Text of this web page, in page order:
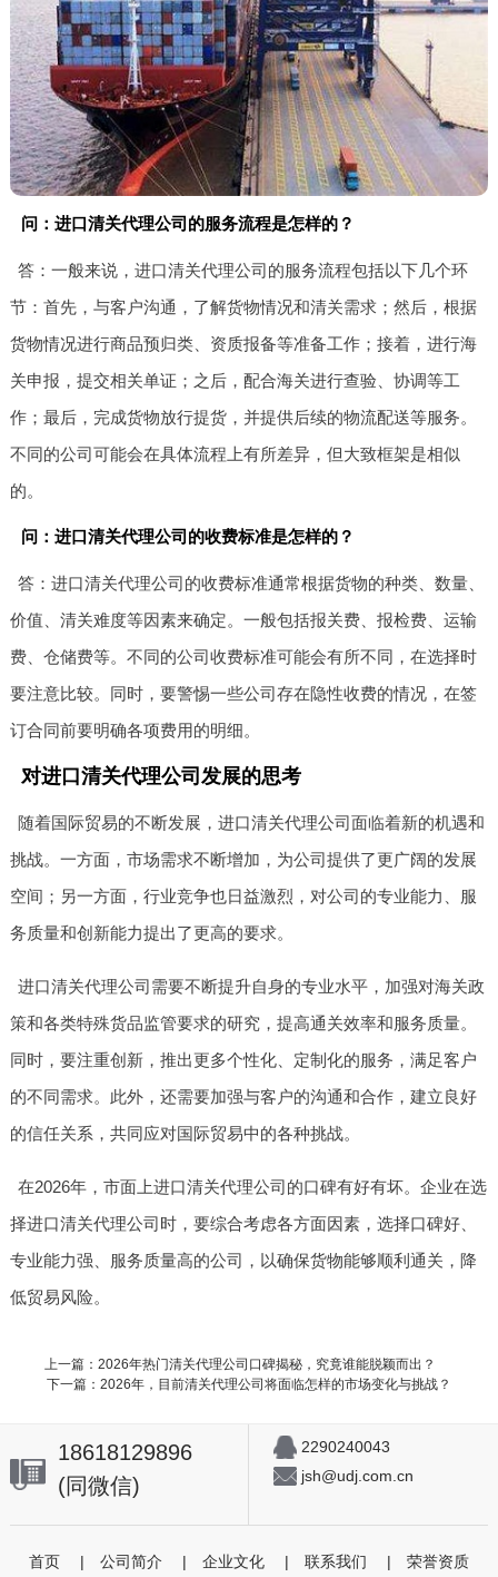
问：进口清关代理公司的服务流程是怎样的？
答：一般来说，进口清关代理公司的服务流程包括以下几个环
节：首先，与客户沟通，了解货物情况和清关需求；然后，根据
货物情况进行商品预归类、资质报备等准备工作；接着，进行海
关申报，提交相关单证；之后，配合海关进行查验、协调等工
作；最后，完成货物放行提货，并提供后续的物流配送等服务。
不同的公司可能会在具体流程上有所差异，但大致框架是相似
的。
问：进口清关代理公司的收费标准是怎样的？
答：进口清关代理公司的收费标准通常根据货物的种类、数量、
价值、清关难度等因素来确定。一般包括报关费、报检费、运输
费、仓储费等。不同的公司收费标准可能会有所不同，在选择时
要注意比较。同时，要警惕一些公司存在隐性收费的情况，在签
订合同前要明确各项费用的明细。
对进口清关代理公司发展的思考
随着国际贸易的不断发展，进口清关代理公司面临着新的机遇和
挑战。一方面，市场需求不断增加，为公司提供了更广阔的发展
空间；另一方面，行业竞争也日益激烈，对公司的专业能力、服
务质量和创新能力提出了更高的要求。
进口清关代理公司需要不断提升自身的专业水平，加强对海关政
策和各类特殊货品监管要求的研究，提高通关效率和服务质量。
同时，要注重创新，推出更多个性化、定制化的服务，满足客户
的不同需求。此外，还需要加强与客户的沟通和合作，建立良好
的信任关系，共同应对国际贸易中的各种挑战。
在2026年，市面上进口清关代理公司的口碑有好有坏。企业在选
择进口清关代理公司时，要综合考虑各方面因素，选择口碑好、
专业能力强、服务质量高的公司，以确保货物能够顺利通关，降
低贸易风险。
上一篇：2026年热门清关代理公司口碑揭秘，究竟谁能脱颖而出？
下一篇：2026年，目前清关代理公司将面临怎样的市场变化与挑战？
18618129896
(同微信)
2290240043
jsh@udj.com.cn
首页 | 公司简介 | 企业文化 | 联系我们 | 荣誉资质